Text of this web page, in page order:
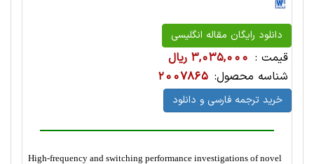
دانلود رایگان مقاله انگلیسی
قیمت : 3,035,000 ریال
شناسه محصول: 2007865
خرید ترجمه فارسی و دانلود
High-frequency and switching performance investigations of novel